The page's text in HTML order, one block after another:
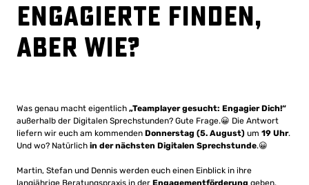
Engagierte finden,
aber wie?
Was genau macht eigentlich „Teamplayer gesucht: Engagier Dich!“
außerhalb der Digitalen Sprechstunden? Gute Frage.😀 Die Antwort
liefern wir euch am kommenden Donnerstag (5. August) um 19 Uhr.
Und wo? Natürlich in der nächsten Digitalen Sprechstunde.😀
Martin, Stefan und Dennis werden euch einen Einblick in ihre
langjährige Beratungspraxis in der Engagementförderung geben.